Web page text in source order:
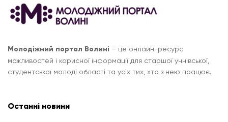
Молодіжний портал Волині – це онлайн-ресурс
можливостей і корисної інформації для старшої учнівської,
студентської молоді області та усіх тих, хто з нею працює.
Останні новини